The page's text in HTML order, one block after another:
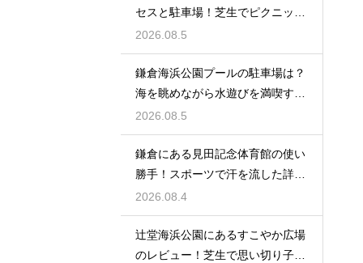
セスと駐車場！芝生でピクニック
を満喫する
2026.08.5
鎌倉海浜公園プールの駐車場は？
海を眺めながら水遊びを満喫する
レビュー
2026.08.5
鎌倉にある見田記念体育館の使い
勝手！スポーツで汗を流した詳細
レビュー
2026.08.4
辻堂海浜公園にあるすこやか広場
のレビュー！芝生で思い切り子供